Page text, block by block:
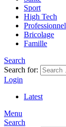
Sport
High Tech
Professionnel
Bricolage
Famille
Search
Search for:
Login
Latest
Menu
Search